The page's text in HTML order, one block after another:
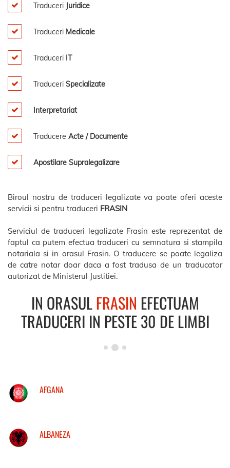
Traduceri Juridice
Traduceri Medicale
Traduceri IT
Traduceri Specializate
Interpretariat
Traducere Acte / Documente
Apostilare Supralegalizare
Biroul nostru de traduceri legalizate va poate oferi aceste
servicii si pentru traduceri FRASIN
Serviciul de traduceri legalizate Frasin este reprezentat de
faptul ca putem efectua traduceri cu semnatura si stampila
notariala si in orasul Frasin. O traducere se poate legaliza
de catre notar doar daca a fost tradusa de un traducator
autorizat de Ministerul Justitiei.
IN ORASULFRASIN EFECTUAM
TRADUCERI IN PESTE 30 DE LIMBI
AFGANA
ALBANEZA